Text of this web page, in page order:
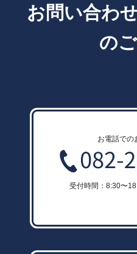
お問い合わ
の
お電話での
受付時間：8:30〜